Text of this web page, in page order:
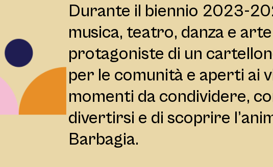
Durante il biennio 2023-
musica, teatro, danza e
protagoniste di un
per le comunità e aperti ai
momenti da condividere,
divertirsi e di scoprire
Barbagia.